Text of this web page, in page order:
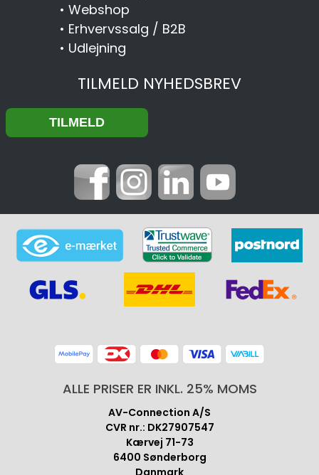
• Webshop
• Erhvervssalg / B2B
• Udlejning
TILMELD NYHEDSBREV
ALLE PRISER ER INKL. 25% MOMS
AV-Connection A/S
CVR nr.: DK27907547
Kærvej 71-73
6400 Sønderborg
Danmark